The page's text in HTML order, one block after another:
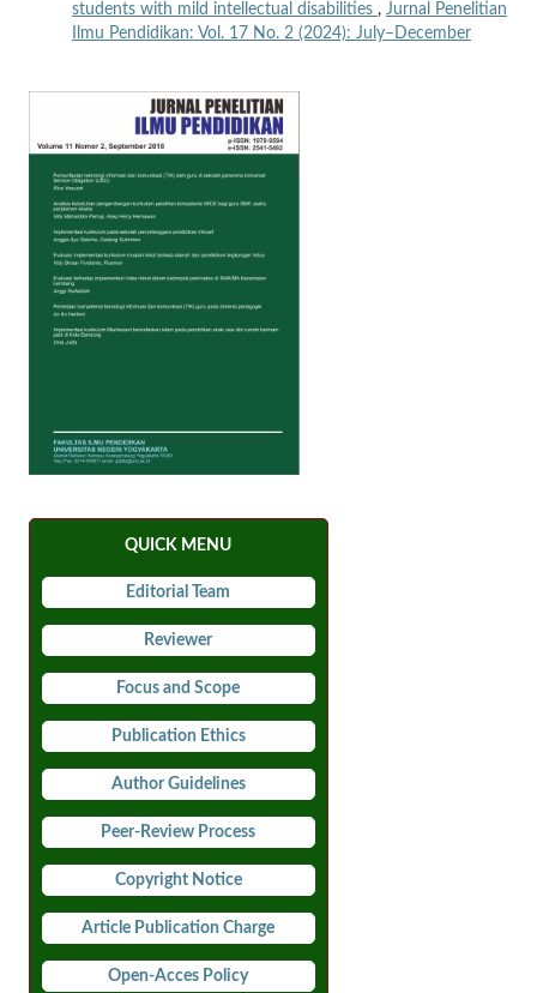
students with mild intellectual disabilities , Jurnal Penelitian
Ilmu Pendidikan: Vol. 17 No. 2 (2024): July–December
QUICK MENU
Editorial Team
Reviewer
Focus and Scope
Publication Ethics
Author Guidelines
Peer-Review Process
Copyright Notice
Article Publication Charge
Open-Acces Policy